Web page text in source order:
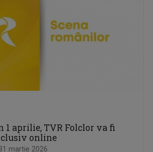
1 aprilie, TVR Folclor va fi
online
martie 2026